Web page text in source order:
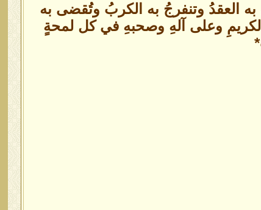
العقدُ وتنفرجُ به الكربُ وتُقضى به
وعلى آلهِ وصحبهِ في كل لمحةٍ